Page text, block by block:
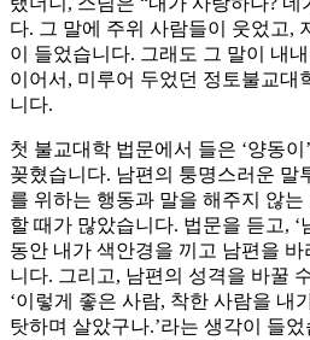
다. 그 말에 주위 사람들이 웃었고,
이 들었습니다. 그래도 그 말이 내
이어서, 미루어 두었던 정토불교대
니다.
첫 불교대학 법문에서 들은 ‘양동이
꽂혔습니다. 남편의 퉁명스러운 말
를 위하는 행동과 말을 해주지 않
할 때가 많았습니다. 법문을 듣고, ‘
동안 내가 색안경을 끼고 남편을 바
니다. 그리고, 남편의 성격을 바꿀
‘이렇게 좋은 사람, 착한 사람을 내
탓하며 살았구나.’라는 생각이 들